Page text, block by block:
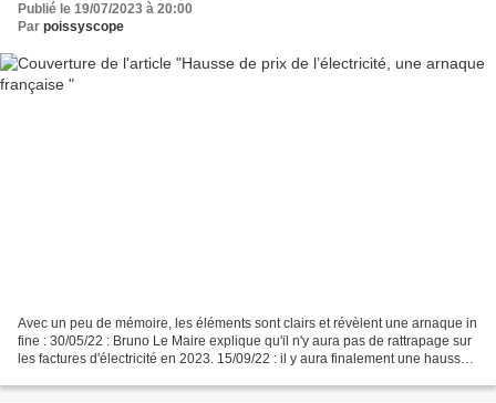
Publié le 19/07/2023 à 20:00
Par poissyscope
Avec un peu de mémoire, les éléments sont clairs et révèlent une arnaque in
fine : 30/05/22 : Bruno Le Maire explique qu'il n'y aura pas de rattrapage sur
les factures d'électricité en 2023. 15/09/22 : il y aura finalement une hausse